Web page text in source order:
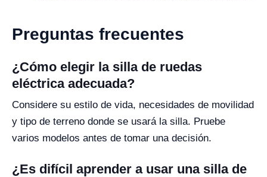
Preguntas frecuentes
¿Cómo elegir la silla de ruedas
eléctrica adecuada?
Considere su estilo de vida, necesidades de movilidad
y tipo de terreno donde se usará la silla. Pruebe
varios modelos antes de tomar una decisión.
¿Es difícil aprender a usar una silla de